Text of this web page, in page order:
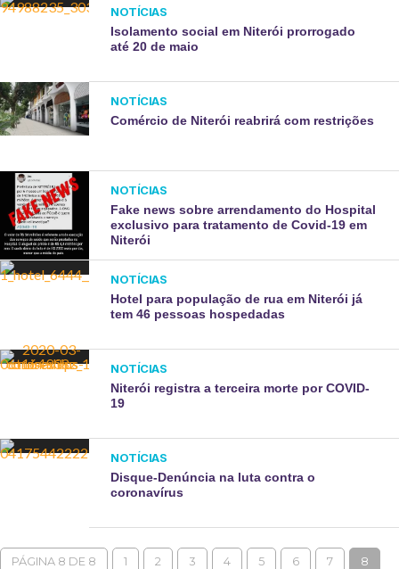
NOTÍCIAS
Isolamento social em Niterói prorrogado
até 20 de maio
NOTÍCIAS
Comércio de Niterói reabrirá com restrições
NOTÍCIAS
Fake news sobre arrendamento do Hospital
exclusivo para tratamento de Covid-19 em
Niterói
NOTÍCIAS
Hotel para população de rua em Niterói já
tem 46 pessoas hospedadas
NOTÍCIAS
Niterói registra a terceira morte por COVID-
19
NOTÍCIAS
Disque-Denúncia na luta contra o
coronavírus
PÁGINA 8 DE 8 1 2 3 4 5 6 7 8